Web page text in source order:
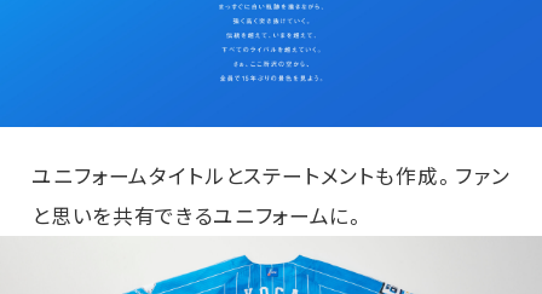
ユニフォームタイトルとステートメントも作成。ファン
と思いを共有できるユニフォームに。